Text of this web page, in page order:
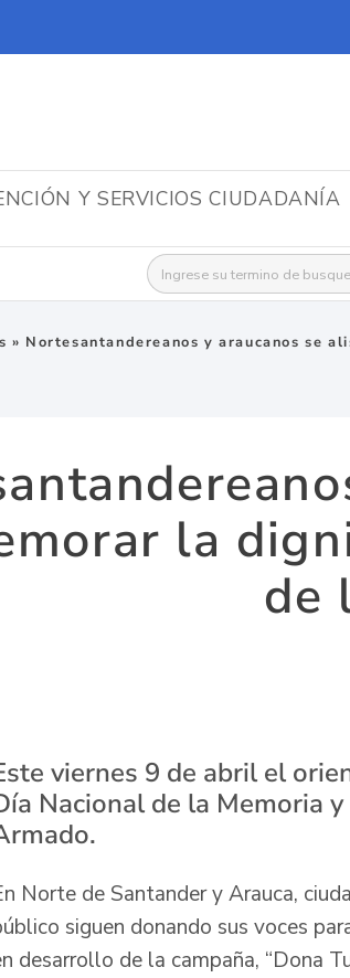
Y SERVICIOS CIUDADANÍA
Buscar:
» Nortesantandereanos y araucanos se
la
de
viernes 9 de abril el
Nacional de la Memoria
Norte de Santander y Arauca,
siguen donando sus voces
desarrollo de la campaña, “Dona